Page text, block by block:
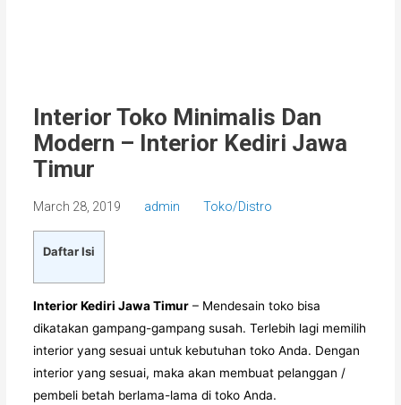
Interior Toko Minimalis Dan
Modern – Interior Kediri Jawa
Timur
March 28, 2019 admin Toko/Distro
Daftar Isi
Interior Kediri Jawa Timur – Mendesain toko bisa
dikatakan gampang-gampang susah. Terlebih lagi memilih
interior yang sesuai untuk kebutuhan toko Anda. Dengan
interior yang sesuai, maka akan membuat pelanggan /
pembeli betah berlama-lama di toko Anda.